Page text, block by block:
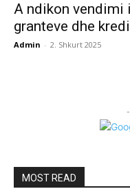
A ndikon vendimi
granteve dhe
Admin - 2. Shkurt 2025
MOST READ